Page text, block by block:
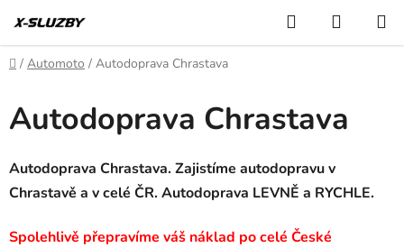
na
obsah
Hledat
KOŠÍK
Domů
/ Automoto / Autodoprava Chrastava
Autodoprava Chrastava
Autodoprava Chrastava. Zajistíme autodopravu v
Chrastavě a v celé ČR. Autodoprava LEVNĚ a RYCHLE.
Spolehlivě přepravíme váš náklad po celé České